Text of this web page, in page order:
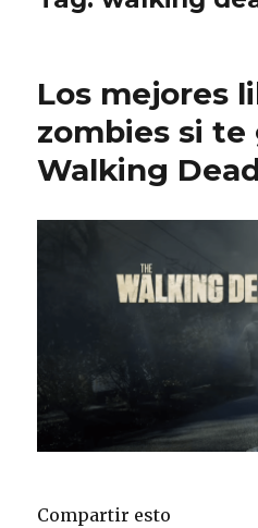
Los mejores
zombies si te
Walking
Compartir esto